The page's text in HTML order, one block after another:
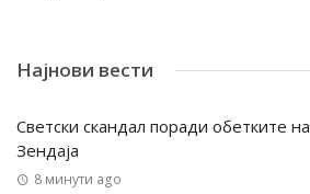
Најнови вести
Светски скандал поради обетките на
Зендаја
8 минути ago